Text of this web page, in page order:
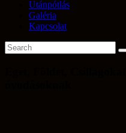
Utánpótlás
Galéria
Kapcsolat